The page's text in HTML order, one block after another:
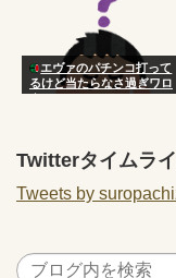
エヴァのパチンコ打って
るけど当たらなさ過ぎワロ
タ
Twitterタイムラ
Tweets by